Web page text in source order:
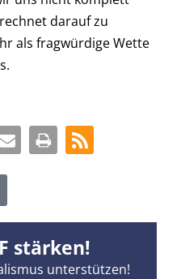
darauf zu
als fragwürdige Wette
stärken!
unterstützen!